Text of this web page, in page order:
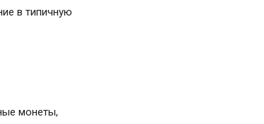
в типичную
монеты,